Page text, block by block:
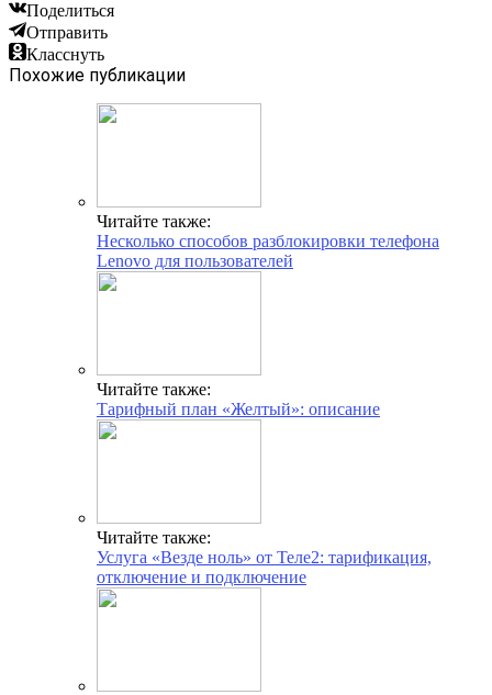
Поделиться
Отправить
Класснуть
Похожие публикации
Читайте также:
Несколько способов разблокировки телефона
Lenovo для пользователей
Читайте также:
Тарифный план «Желтый»: описание
Читайте также:
Услуга «Везде ноль» от Теле2: тарификация,
отключение и подключение